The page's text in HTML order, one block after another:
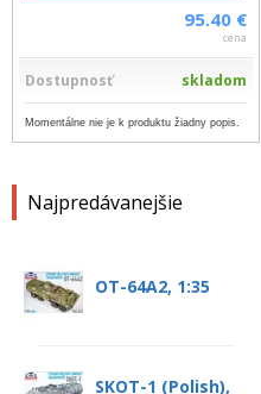
Najpredávanejšie
OT-64A2, 1:35
SKOT-1 (Polish),
95.40 €
cena
Dostupnosť skladom
Momentálne nie je k produktu žiadny popis.